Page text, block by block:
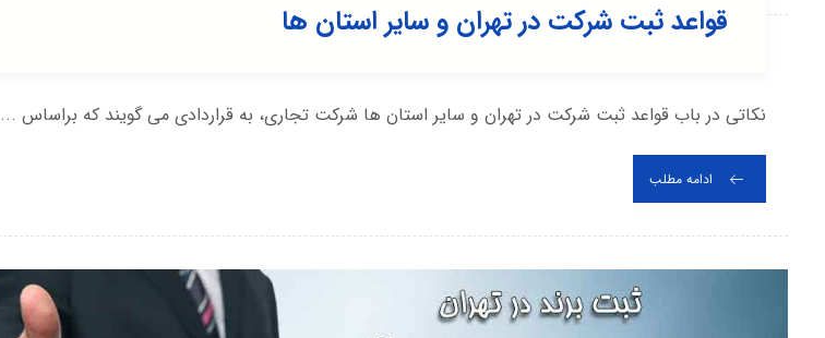
قواعد ثبت شرکت در تهران و سایر استان ها
نکاتی در باب قواعد ثبت شرکت در تهران و سایر استان ها شرکت تجاری، به قراردادی می گویند که براساس ...
ادامه مطلب